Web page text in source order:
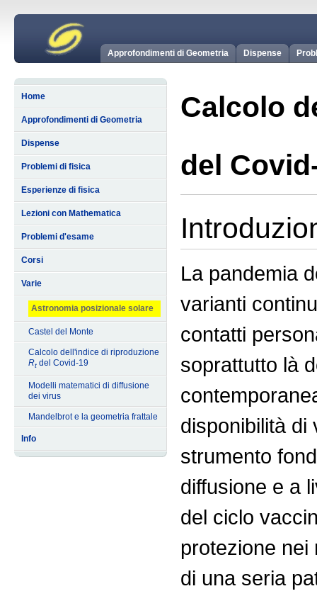
Dispense
Approfondimenti di Geometria
Home
Approfondimenti di Geometria
Dispense
Problemi di fisica
Esperienze di fisica
Lezioni con Mathematica
Problemi d'esame
Corsi
Varie
Astronomia posizionale solare
Castel del Monte
Calcolo dell'indice di riproduzione
Rt del Covid-19
Modelli matematici di diffusione
dei virus
Mandelbrot e la geometria frattale
Info
Calcolo
del
La pandemia
varianti
contatti
soprattutto là
disponibilità di
strumento
diffusione e a
del ciclo
protezione nei
di una seria